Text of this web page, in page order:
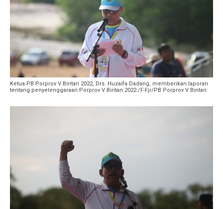
Ketua PB Porprov V Bintan 2022, Drs. Huzaifa Dadang, memberikan laporan
tentang penyelenggaraan Porprov V Bintan 2022./F-Fjr/PB Porprov V Bintan